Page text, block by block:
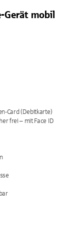
Gerät mobil
Card (Debitkarte)
frei – mit Face ID